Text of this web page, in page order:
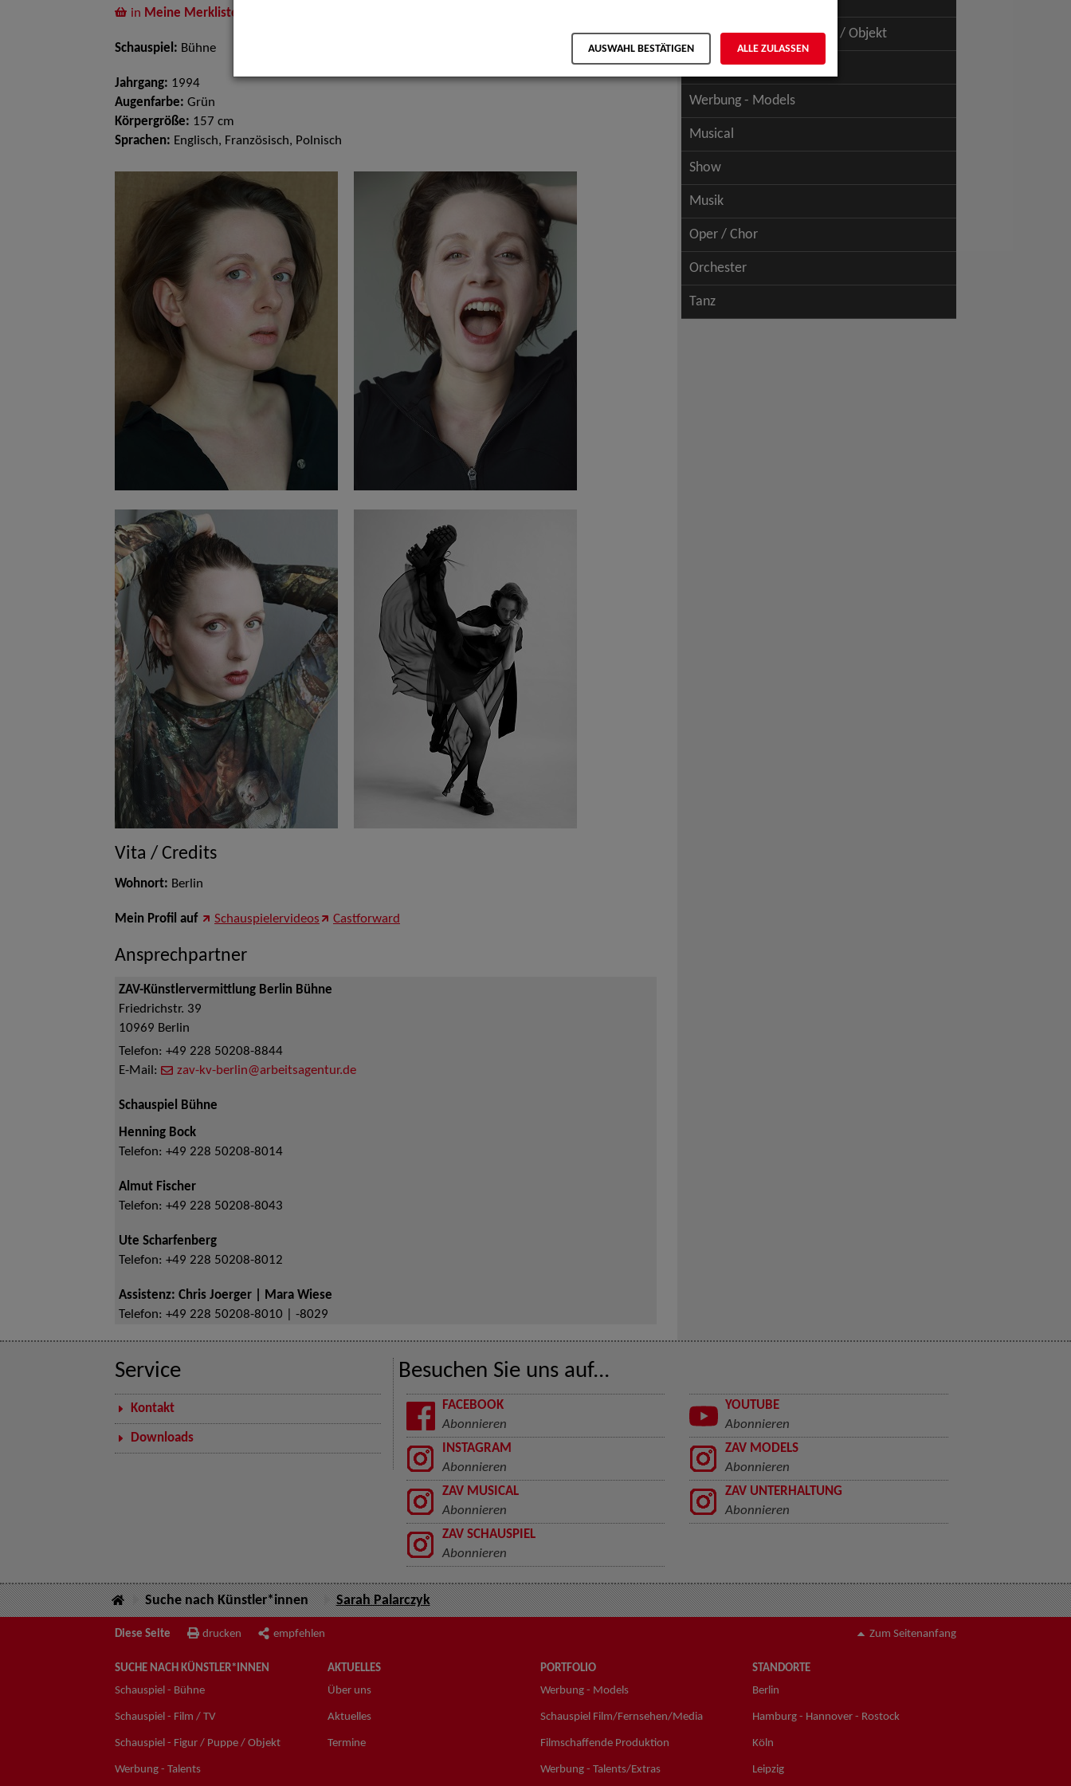
in Meine Merkliste
Schauspiel: Bühne
Jahrgang: 1994
Augenfarbe: Grün
Körpergröße: 157 cm
Sprachen: Englisch, Französisch, Polnisch
Vita / Credits
Wohnort: Berlin
Mein Profil auf Schauspielervideos Castforward
Ansprechpartner
ZAV-Künstlervermittlung Berlin Bühne
Friedrichstr. 39
10969 Berlin
Telefon: +49 228 50208-8844
E-Mail:
zav-kv-berlin@arbeitsagentur.de
Schauspiel Bühne
Henning Bock
Telefon: +49 228 50208-8014
Almut Fischer
Telefon: +49 228 50208-8043
Ute Scharfenberg
Telefon: +49 228 50208-8012
Assistenz: Chris Joerger | Mara Wiese
Telefon: +49 228 50208-8010 | -8029
Schauspiel - Figur / Puppe / Objekt
Werbung - Talents
Werbung - Models
Musical
Show
Musik
Oper / Chor
Orchester
Tanz
Service
Kontakt
Downloads
Besuchen Sie uns auf...
FACEBOOK
Abonnieren
YOUTUBE
Abonnieren
INSTAGRAM
Abonnieren
ZAV MODELS
Abonnieren
ZAV MUSICAL
Abonnieren
ZAV UNTERHALTUNG
Abonnieren
ZAV SCHAUSPIEL
Abonnieren
Suche nach Künstler*innen Sarah Palarczyk
Diese Seite drucken empfehlen Zum Seitenanfang
SUCHE NACH KÜNSTLER*INNEN
Schauspiel - Bühne
Schauspiel - Film / TV
Schauspiel - Figur / Puppe / Objekt
Werbung - Talents
AKTUELLES
Über uns
Aktuelles
Termine
PORTFOLIO
Werbung - Models
Schauspiel Film/Fernsehen/Media
Filmschaffende Produktion
Werbung - Talents/Extras
STANDORTE
Berlin
Hamburg - Hannover - Rostock
Köln
Leipzig
AUSWAHL BESTÄTIGEN ALLE ZULASSEN